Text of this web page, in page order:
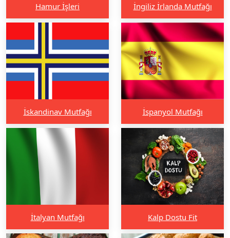
Hamur İşleri İngiliz İrlanda Mutfağı
İskandinav Mutfağı İspanyol Mutfağı
İtalyan Mutfağı Kalp Dostu Fit